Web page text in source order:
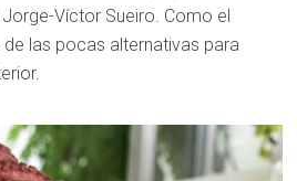
Víctor Sueiro. Como el
de las pocas alternativas para